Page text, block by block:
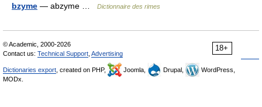
bzyme — abzyme … Dictionnaire des rimes
18+
© Academic, 2000-2026
Contact us: Technical Support Advertising
Dictionaries export , created on PHP, Joomla, Drupal,
WordPress,
MODx.